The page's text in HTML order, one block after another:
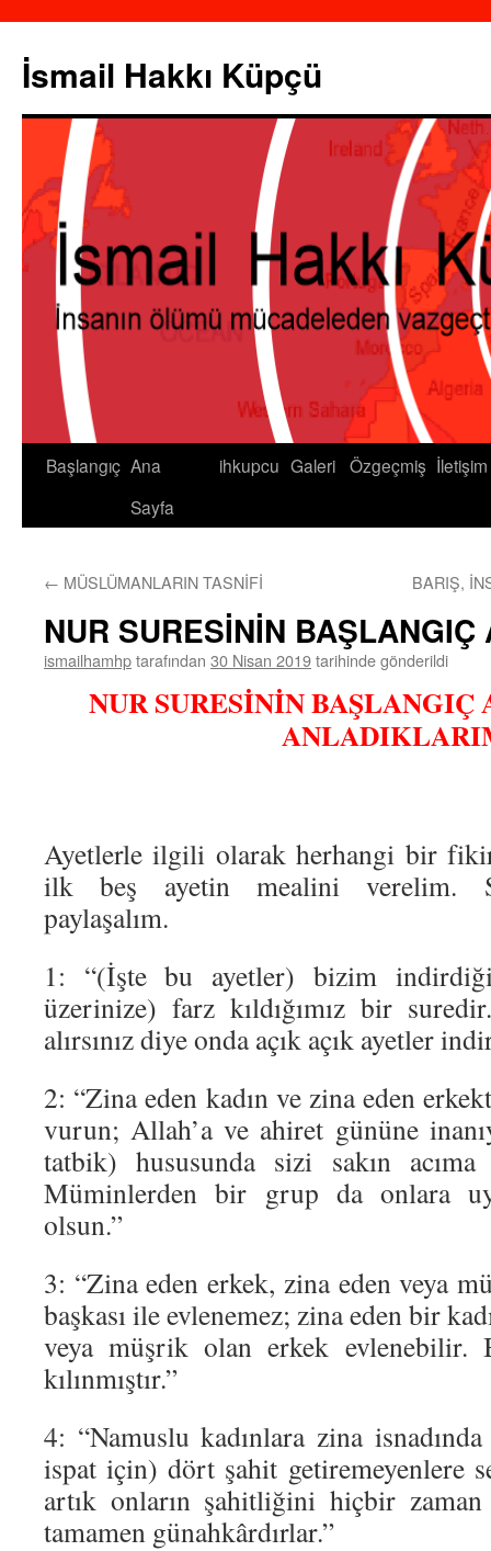
İsmail Hakkı Küpçü
Başlangıç Ana
Sayfa
ihkupcu Galeri Özgeçmiş İletişim
← MÜSLÜMANLARIN TASNİFİ BARIŞ,
NUR SURESİNİN BAŞLANGIÇ
ismailhamhptarafından 30 Nisan 2019tarihinde gönderildi
NUR SURESİNİN BAŞLANGIÇ
Ayetlerle ilgili olarak herhangi bir
ilk beş ayetin mealini verelim.
paylaşalım.
1: “(İşte bu ayetler) bizim
üzerinize) farz kıldığımız bir
alırsınız diye onda açık açık ayetler
2: “Zina eden kadın ve zina eden
vurun; Allah’a ve ahiret gününe
tatbik) hususunda sizi sakın acıma
Müminlerden bir grup da onlara
olsun.”
3: “Zina eden erkek, zina eden veya
başkası ile evlenemez; zina eden bir
veya müşrik olan erkek evlenebilir.
kılınmıştır.”
4: “Namuslu kadınlara zina
ispat için) dört şahit getiremeyenlere
artık onların şahitliğini hiçbir
tamamen günahkârdırlar.”